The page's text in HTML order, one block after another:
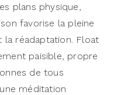
plans physique,
favorise la pleine
la réadaptation. Float
paisible, propre
de tous
méditation